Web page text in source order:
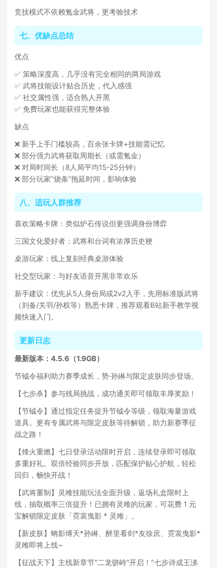
竞技模式不依赖氪金武将，更考验技术
七、优缺点总结
优点
✅ 策略深度高，几乎没有完全相同的两局游戏
✅ 武将技能设计贴合历史，代入感强
✅ 社交属性强，适合熟人开黑
✅ 免费玩家也能获得完整体验
缺点
❌ 新手上手门槛较高，百余张卡牌+技能需记忆
❌ 部分强力武将获取周期长（或需氪金）
❌ 对局时间长（8人局平均15-25分钟）
❌ 部分玩家“烧条”拖延时间，影响体验
八、适玩人群推荐
喜欢策略卡牌：类似炉石传说但更强调身份博弈
三国文化爱好者：武将和台词有浓厚历史梗
桌游玩家：线上复刻经典桌游体验
社交型玩家：与好友语音开黑非常欢乐
新手建议：优先从5人身份局或2v2入手，先用标准版武将
（刘备/关羽/孙权等）熟悉卡牌，推荐观看B站新手教学视
频快速入门。
更新日志
最新版本：4.5.6（1.9GB）
节钺令福利助力赛季成长，势·孙綝与限定皮肤同步登场。
【七步杀】参与残局挑战，成功通关即可领取丰厚奖励！
【节钺令】通过指定任务提升节钺令等级，领取海量游戏
道具。更有专属武将与限定皮肤等待解锁，助力新赛季征
战之路！
【烽火重燃】七日登录活动限时开启，连续登录即可领取
多重好礼。双倍经验同步开放，匹配保护贴心护航，轻松
回归，畅快开战！
【武将重制】灵雎技能玩法全面升级，返场礼盒限时上
线，抽取概率三倍提升！已拥有灵雎的玩家，可花费 1 元
宝解锁限定皮肤「霓裳曳影 * 灵雎」。
【新皮肤】蚺影缚天*孙綝、醉里看剑*友徐庶、霓裳曳影*
灵雎即将上线~
【征战天下】主线新章节"二龙骈峙"开启！“七步诗成王涕